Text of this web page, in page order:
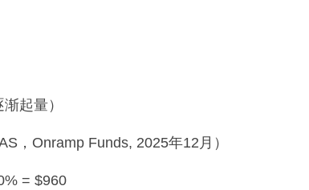
起量）
，Onramp Funds, 2025年12月）
= $960